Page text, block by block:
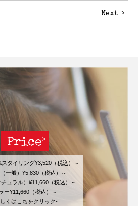
Next
Price
スタイリング¥3,520（税込）～
一般）¥5,830（税込）～
ュラル）¥11,660（税込）～
ー¥11,660（税込）～
くはこちをクリック-